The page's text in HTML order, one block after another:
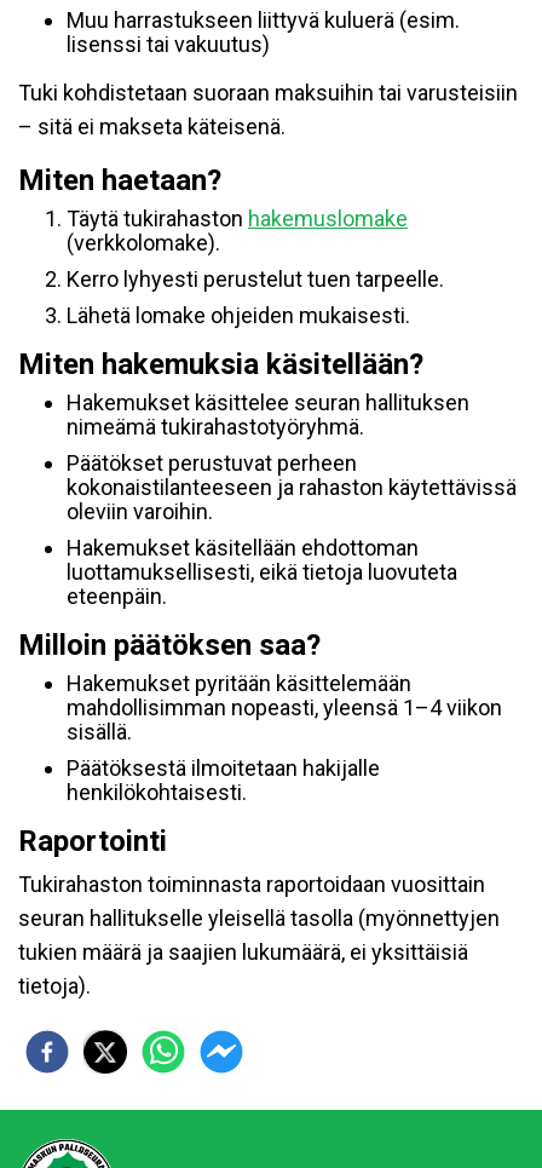
Muu harrastukseen liittyvä kuluerä (esim.
lisenssi tai vakuutus)
Tuki kohdistetaan suoraan maksuihin tai varusteisiin
– sitä ei makseta käteisenä.
Miten haetaan?
Täytä tukirahaston hakemuslomake
(verkkolomake).
Kerro lyhyesti perustelut tuen tarpeelle.
Lähetä lomake ohjeiden mukaisesti.
Miten hakemuksia käsitellään?
Hakemukset käsittelee seuran hallituksen
nimeämä tukirahastotyöryhmä.
Päätökset perustuvat perheen
kokonaistilanteeseen ja rahaston käytettävissä
oleviin varoihin.
Hakemukset käsitellään ehdottoman
luottamuksellisesti, eikä tietoja luovuteta
eteenpäin.
Milloin päätöksen saa?
Hakemukset pyritään käsittelemään
mahdollisimman nopeasti, yleensä 1–4 viikon
sisällä.
Päätöksestä ilmoitetaan hakijalle
henkilökohtaisesti.
Raportointi
Tukirahaston toiminnasta raportoidaan vuosittain
seuran hallitukselle yleisellä tasolla (myönnettyjen
tukien määrä ja saajien lukumäärä, ei yksittäisiä
tietoja).